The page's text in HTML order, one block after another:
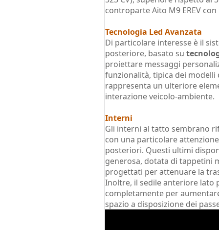
controparte Aito M9 EREV
Tecnologia Led Avanzata
Di particolare interesse è il
posteriore, basato su
proiettare messaggi
funzionalità, tipica dei modelli
rappresenta un ulteriore
interazione veicolo-ambiente.
Interni
Gli interni al tatto sembrano
con una particolare
posteriori. Questi ultimi
generosa, dotata di tappetini
progettati per attenuare la
Inoltre, il sedile anteriore lato
completamente per
spazio a disposizione dei